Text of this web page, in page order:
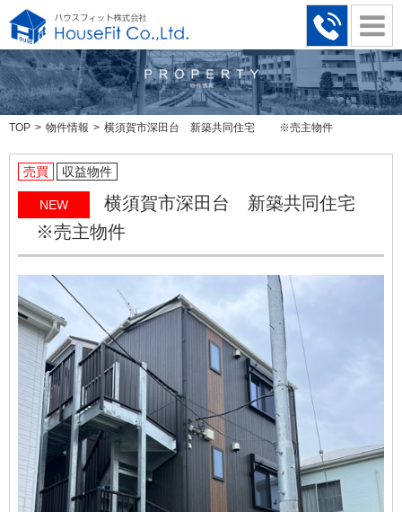
TOP 物件情報 横須賀市深田台 新築共同住宅 ※売主物件
売買 収益物件
NEW
横須賀市深田台 新築共同住宅
※売主物件